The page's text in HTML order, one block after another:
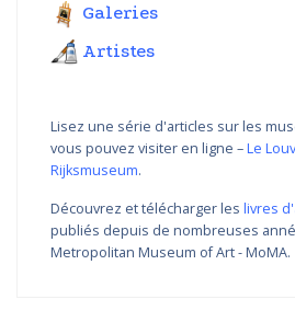
Galeries
Artistes
Lisez une série d'articles sur les
vous pouvez visiter en ligne –Le
Rijksmuseum.
Découvrez et télécharger les livres
publiés depuis de nombreuses
Metropolitan Museum of Art - MoMA.